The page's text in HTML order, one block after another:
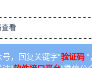
看
号，回复关键字“验证码